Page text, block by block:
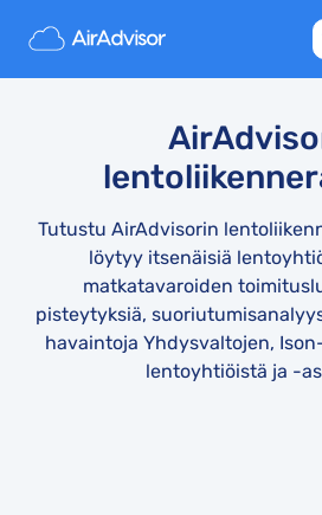
Tutustu AirAdvisorin
löytyy itsenäisiä
matkatavaroiden
pisteytyksiä,
havaintoja Yhdysvaltojen,
lentoyhtiöistä ja -